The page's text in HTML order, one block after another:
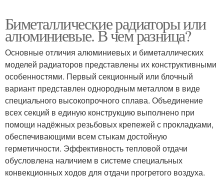
Биметаллические радиаторы или
алюминиевые. В чем разница?
Основные отличия алюминиевых и биметаллических
моделей радиаторов представлены их конструктивными
особенностями. Первый секционный или блочный
вариант представлен однородным металлом в виде
специального высокопрочного сплава. Объединение
всех секций в единую конструкцию выполнено при
помощи надёжных резьбовых крепежей с прокладками,
обеспечивающими всем стыкам достойную
герметичности. Эффективность тепловой отдачи
обусловлена наличием в системе специальных
конвекционных ходов для отдачи прогретого воздуха.